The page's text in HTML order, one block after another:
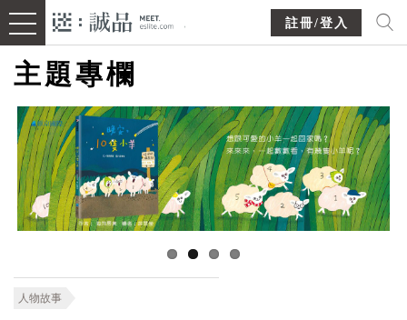
註冊/登入
主題專欄
人物故事